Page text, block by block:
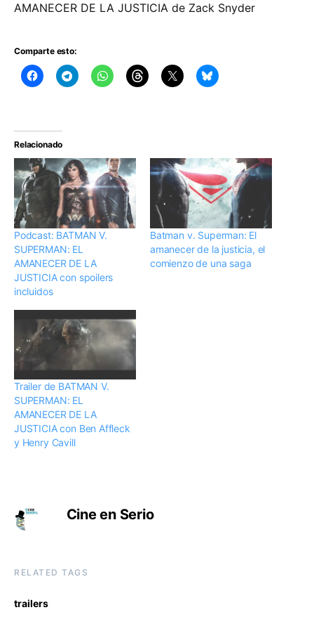
AMANECER DE LA JUSTICIA de Zack Snyder
Comparte esto:
Relacionado
Podcast: BATMAN V.
SUPERMAN: EL
AMANECER DE LA
JUSTICIA con spoilers
incluidos
Batman v. Superman: El
amanecer de la justicia, el
comienzo de una saga
Trailer de BATMAN V.
SUPERMAN: EL
AMANECER DE LA
JUSTICIA con Ben Affleck
y Henry Cavill
Cine en Serio
RELATED TAGS
trailers